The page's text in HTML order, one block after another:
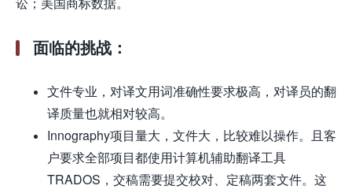
面临的挑战：
文件专业，对译文用词准确性要求极高，对译员的翻
译质量也就相对较高。
Innography项目量大，文件大，比较难以操作。且客
户要求全部项目都使用计算机辅助翻译工具
TRADOS，交稿需要提交校对、定稿两套文件。这